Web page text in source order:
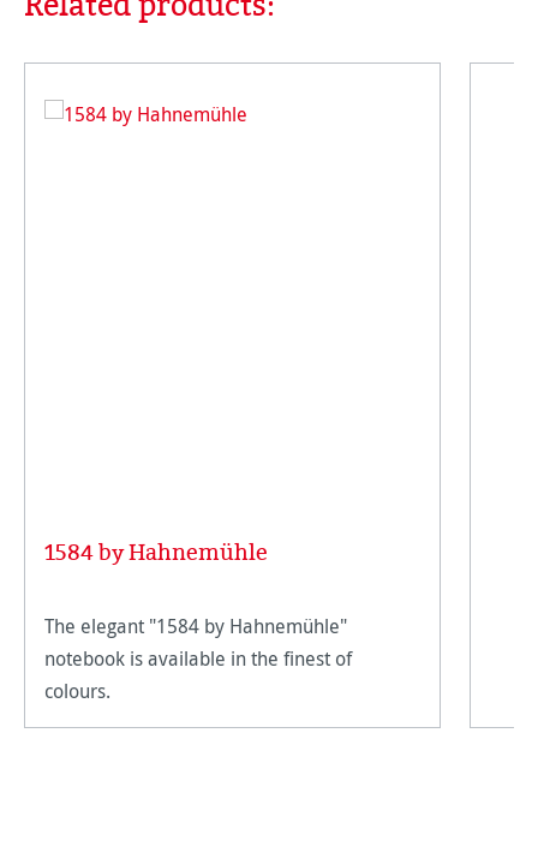
1584 by Hahnemühle
The elegant "1584 by Hahnemühle"
notebook is available in the finest of
colours.